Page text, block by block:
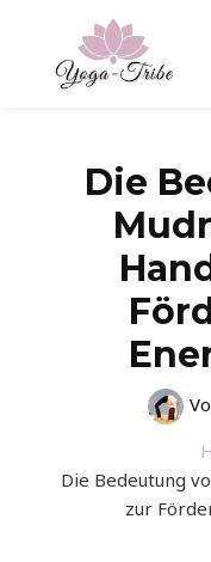
springen
Die
Die Bedeutung
zur